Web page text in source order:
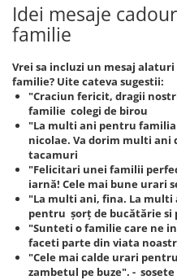
Idei mesaje
familie
Vrei sa incluzi un mesaj
familie? Uite cateva sugestii:
"Craciun fericit, dragii
familie colegi de birou
"La multi ani pentru
nicolae. Va dorim multi ani
tacamuri
"Felicitari unei familii
iarnă! Cele mai bune urari
"La multi ani, fina. La
pentru șorț de bucătărie
"Sunteti o familie care ne
faceti parte din viata
"Cele mai calde urari
zambetul pe buze". -